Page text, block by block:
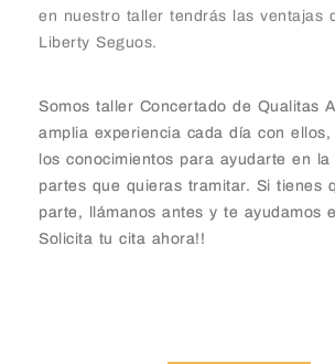
en nuestro taller tendrás las ventajas
Liberty Seguos.
Somos taller Concertado de Qualitas
amplia experiencia cada día con
los conocimientos para ayudarte en
partes que quieras tramitar. Si tienes
parte, llámanos antes y te ayudamos
Solicita tu cita ahora!!